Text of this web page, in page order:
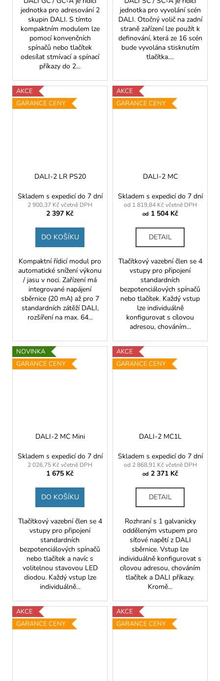
jednotka pro adresování 2
skupin DALI. S tímto
kompaktním modulem lze
pomocí konvenčních
spínačů nebo tlačítek
odesílat stmívací a spínací
příkazy do 2...
jednotka pro vyvolání scén
DALI. Otočný volič na zadní
straně zařízení lze použít k
definování, která ze 16 scén
bude vyvolána stisknutím
tlačítka....
AKCE
GARANCE CENY
DALI-2 LR PS20
Skladem s expedicí do 7 dní
2 900,37 Kč včetně DPH
2 397 Kč
DO KOŠÍKU
Kompaktní řídicí modul pro
automatické snížení výkonu
/ jasu v noci. Zařízení má
integrované napájení
sběrnice (20 mA) až pro 7
standardních zátěží DALI,
rozšíření na max. 64...
AKCE
GARANCE CENY
DALI-2 MC
Skladem s expedicí do 7 dní
od 1 819,84 Kč včetně DPH
od 1 504 Kč
DETAIL
Tlačítkový vazební člen se 4
vstupy pro připojení
standardních
bezpotenciálových spínačů
nebo tlačítek. Každý vstup
lze individuálně
konfigurovat s cílovou
adresou, chováním...
NOVINKA
GARANCE CENY
DALI-2 MC Mini
Skladem s expedicí do 7 dní
2 026,75 Kč včetně DPH
1 675 Kč
DO KOŠÍKU
Tlačítkový vazební člen se 4
vstupy pro připojení
standardních
bezpotenciálových spínačů
nebo tlačítek a navíc s
volitelnou stavovou LED
diodou. Každý vstup lze
individuálně...
AKCE
GARANCE CENY
DALI-2 MC1L
Skladem s expedicí do 7 dní
od 2 868,91 Kč včetně DPH
od 2 371 Kč
DETAIL
Rozhraní s 1 galvanicky
odděleným vstupem pro
síťové napětí z DALI
sběrnice. Vstup lze
individuálně konfigurovat s
cílovou adresou, chováním
tlačítek a DALI příkazy.
Kromě...
AKCE
GARANCE CENY
AKCE
GARANCE CENY